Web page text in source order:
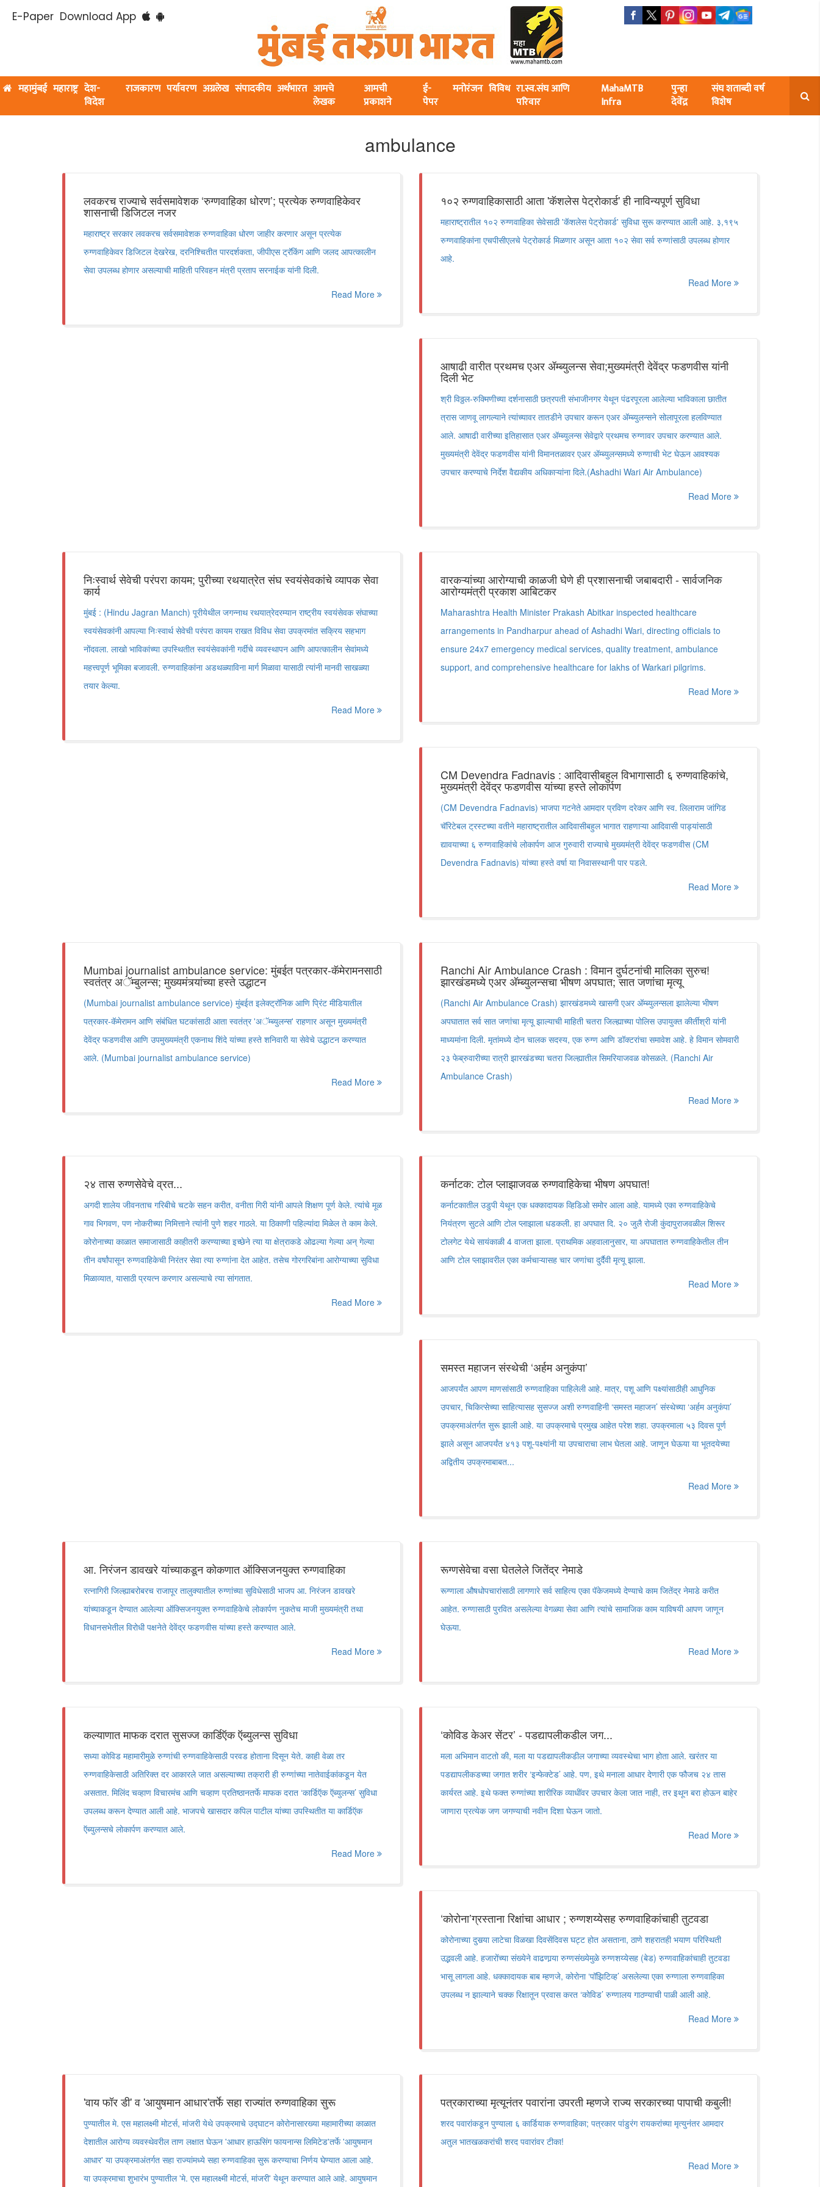
E-Paper Download App
महामुंबई महाराष्ट्र देश-
विदेश
राजकारण पर्यावरण अग्रलेख संपादकीय अर्थभारत आमचे
लेखक
आमची
प्रकाशने
ई-
पेपर
मनोरंजन विविध रा.स्व.संघ आणि
परिवार
MahaMTB
Infra
पुन्हा
देवेंद्र
संघ शताब्दी वर्ष
विशेष
ambulance
लवकरच राज्याचे सर्वसमावेशक ‘रुग्णवाहिका धोरण’; प्रत्येक रुग्णवाहिकेवर
शासनाची डिजिटल नजर
महाराष्ट्र सरकार लवकरच सर्वसमावेशक रुग्णवाहिका धोरण जाहीर करणार असून प्रत्येक
रुग्णवाहिकेवर डिजिटल देखरेख, दरनिश्चितीत पारदर्शकता, जीपीएस ट्रॅकिंग आणि जलद आपत्कालीन
सेवा उपलब्ध होणार असल्याची माहिती परिवहन मंत्री प्रताप सरनाईक यांनी दिली.
Read More
१०२ रुग्णवाहिकासाठी आता 'कॅशलेस पेट्रोकार्ड' ही नाविन्यपूर्ण सुविधा
महाराष्ट्रातील १०२ रुग्णवाहिका सेवेसाठी 'कॅशलेस पेट्रोकार्ड' सुविधा सुरू करण्यात आली आहे. ३,१९५
रुग्णवाहिकांना एचपीसीएलचे पेट्रोकार्ड मिळणार असून आता १०२ सेवा सर्व रुग्णांसाठी उपलब्ध होणार
आहे.
Read More
आषाढी वारीत प्रथमच एअर ॲम्ब्युलन्स सेवा;मुख्यमंत्री देवेंद्र फडणवीस यांनी
दिली भेट
श्री विठ्ठल-रुक्मिणीच्या दर्शनासाठी छत्रपती संभाजीनगर येथून पंढरपूरला आलेल्या भाविकाला छातीत
त्रास जाणवू लागल्याने त्यांच्यावर तातडीने उपचार करून एअर ॲम्ब्युलन्सने सोलापूरला हलविण्यात
आले. आषाढी वारीच्या इतिहासात एअर ॲम्ब्युलन्स सेवेद्वारे प्रथमच रुग्णावर उपचार करण्यात आले.
मुख्यमंत्री देवेंद्र फडणवीस यांनी विमानतळावर एअर ॲम्ब्युलन्समध्ये रुग्णाची भेट घेऊन आवश्यक
उपचार करण्याचे निर्देश वैद्यकीय अधिकाऱ्यांना दिले.(Ashadhi Wari Air Ambulance)
Read More
निःस्वार्थ सेवेची परंपरा कायम; पुरीच्या रथयात्रेत संघ स्वयंसेवकांचे व्यापक सेवा
कार्य
मुंबई : (Hindu Jagran Manch) पूरीयेथील जगन्नाथ रथयात्रेदरम्यान राष्ट्रीय स्वयंसेवक संघाच्या
स्वयंसेवकांनी आपल्या निःस्वार्थ सेवेची परंपरा कायम राखत विविध सेवा उपक्रमांत सक्रिय सहभाग
नोंदवला. लाखो भाविकांच्या उपस्थितीत स्वयंसेवकांनी गर्दीचे व्यवस्थापन आणि आपत्कालीन सेवांमध्ये
महत्त्वपूर्ण भूमिका बजावली. रुग्णवाहिकांना अडथळ्याविना मार्ग मिळावा यासाठी त्यांनी मानवी साखळ्या
तयार केल्या.
Read More
वारकऱ्यांच्या आरोग्याची काळजी घेणे ही प्रशासनाची जबाबदारी - सार्वजनिक
आरोग्यमंत्री प्रकाश आबिटकर
Maharashtra Health Minister Prakash Abitkar inspected healthcare
arrangements in Pandharpur ahead of Ashadhi Wari, directing officials to
ensure 24x7 emergency medical services, quality treatment, ambulance
support, and comprehensive healthcare for lakhs of Warkari pilgrims.
Read More
CM Devendra Fadnavis : आदिवासीबहुल विभागासाठी ६ रुग्णवाहिकांचे,
मुख्यमंत्री देवेंद्र फडणवीस यांच्या हस्ते लोकार्पण
(CM Devendra Fadnavis) भाजपा गटनेते आमदार प्रविण दरेकर आणि स्व. लिलाराम जांगिड
चॅरिटेबल ट्रस्टच्या वतीने महाराष्ट्रातील आदिवासीबहुल भागात राहणाऱ्या आदिवासी पाड्यांसाठी
द्यावयाच्या ६ रुग्णवाहिकांचे लोकार्पण आज गुरुवारी राज्याचे मुख्यमंत्री देवेंद्र फडणवीस (CM
Devendra Fadnavis) यांच्या हस्ते वर्षा या निवासस्थानी पार पडले.
Read More
Mumbai journalist ambulance service: मुंबईत पत्रकार-कॅमेरामनसाठी
स्वतंत्र अॅम्बुलन्स; मुख्यमंत्र्यांच्या हस्ते उद्धाटन
(Mumbai journalist ambulance service) मुंबईत इलेक्ट्रॉनिक आणि प्रिंट मीडियातील
पत्रकार-कॅमेरामन आणि संबंधित घटकांसाठी आता स्वतंत्र 'अॅम्ब्युलन्स' राहणार असून मुख्यमंत्री
देवेंद्र फडणवीस आणि उपमुख्यमंत्री एकनाथ शिंदे यांच्या हस्ते शनिवारी या सेवेचे उद्धाटन करण्यात
आले. (Mumbai journalist ambulance service)
Read More
Ranchi Air Ambulance Crash : विमान दुर्घटनांची मालिका सुरुच!
झारखंडमध्ये एअर अ‍ॅम्ब्युलन्सचा भीषण अपघात; सात जणांचा मृत्यू
(Ranchi Air Ambulance Crash) झारखंडमध्ये खासगी एअर अ‍ॅम्ब्युलन्सला झालेल्या भीषण
अपघातात सर्व सात जणांचा मृत्यू झाल्याची माहिती चतरा जिल्ह्याच्या पोलिस उपायुक्त कीर्तीश्री यांनी
माध्यमांना दिली. मृतांमध्ये दोन चालक सदस्य, एक रुग्ण आणि डॉक्टरांचा समावेश आहे. हे विमान सोमवारी
२३ फेब्रुवारीच्या रात्री झारखंडच्या चतरा जिल्ह्यातील सिमरियाजवळ कोसळले. (Ranchi Air
Ambulance Crash)
Read More
२४ तास रुग्णसेवेचे व्रत...
अगदी शालेय जीवनताच गरिबीचे चटके सहन करीत, वनीता गिरी यांनी आपले शिक्षण पूर्ण केले. त्यांचे मूळ
गाव भिगवण, पण नोकरीच्या निमित्ताने त्यांनी पुणे शहर गाठले. या ठिकाणी पहिल्यांदा मिळेल ते काम केले.
कोरोनाच्या काळात समाजासाठी काहीतरी करण्याच्या इच्छेने त्या या क्षेत्राकडे ओढल्या गेल्या अन् गेल्या
तीन वर्षांपासून रुग्णवाहिकेची निरंतर सेवा त्या रुग्णांना देत आहेत. तसेच गोरगरिबांना आरोग्याच्या सुविधा
मिळाव्यात, यासाठी प्रयत्न करणार असल्याचे त्या सांगतात.
Read More
कर्नाटक: टोल प्लाझाजवळ रुग्णवाहिकेचा भीषण अपघात!
कर्नाटकातील उडुपी येथून एक धक्कादायक व्हिडिओ समोर आला आहे. यामध्ये एका रुग्णवाहिकेचे
नियंत्रण सुटले आणि टोल प्लाझाला धडकली. हा अपघात दि. २० जुलै रोजी कुंदापुराजवळील शिरूर
टोलगेट येथे सायंकाळी 4 वाजता झाला. प्राथमिक अहवालानुसार, या अपघातात रुग्णवाहिकेतील तीन
आणि टोल प्लाझावरील एका कर्मचाऱ्यासह चार जणांचा दुर्दैवी मृत्यू झाला.
Read More
समस्त महाजन संस्थेची ‘अर्हम अनुकंपा’
आजपर्यंत आपण माणसांसाठी रुग्णवाहिका पाहिलेली आहे. मात्र, पशू आणि पक्ष्यांसाठीही आधुनिक
उपचार, चिकित्सेच्या साहित्यासह सुसज्ज अशी रुग्णवाहिनी ‘समस्त महाजन’ संस्थेच्या ‘अर्हम अनुकंपा’
उपक्रमाअंतर्गत सुरू झाली आहे. या उपक्रमाचे प्रमुख आहेत परेश शहा. उपक्रमाला ५३ दिवस पूर्ण
झाले असून आजपर्यंत ४१३ पशू-पक्ष्यांनी या उपचाराचा लाभ घेतला आहे. जाणून घेऊया या भूतदयेच्या
अद्वितीय उपक्रमाबाबत...
Read More
आ. निरंजन डावखरे यांच्याकडून कोकणात ऑक्सिजनयुक्त रुग्णवाहिका
रत्नागिरी जिल्ह्याबरोबरच राजापूर तालुक्यातील रुग्णांच्या सुविधेसाठी भाजप आ. निरंजन डावखरे
यांच्याकडून देण्यात आलेल्या ऑक्सिजनयुक्त रुग्णवाहिकेचे लोकार्पण नुकतेच माजी मुख्यमंत्री तथा
विधानसभेतील विरोधी पक्षनेते देवेंद्र फडणवीस यांच्या हस्ते करण्यात आले.
Read More
रूग्णसेवेचा वसा घेतलेले जितेंद्र नेमाडे
रूग्णाला औषधोपचारांसाठी लागणारे सर्व साहित्य एका पॅकेजमध्ये देण्याचे काम जितेंद्र नेमाडे करीत
आहेत. रुग्णासाठी पुरवित असलेल्या वेगळ्या सेवा आणि त्यांचे सामाजिक काम याविषयी आपण जाणून
घेऊया.
Read More
कल्याणात माफक दरात सुसज्ज कार्डिऍक ऍब्युलन्स सुविधा
सध्या कोविड महामारीमुळे रुग्णांची रुग्णवाहिकेसाठी परवड होताना दिसून येते. काही वेळा तर
रुग्णवाहिकेसाठी अतिरिक्त दर आकारले जात असल्याच्या तक्रारी ही रुग्णांच्या नातेवाईकांकडून येत
असतात. मिलिंद चव्हाण विचारमंच आणि चव्हाण प्रतिष्ठानतर्फे माफक दरात ‘कार्डिऍक ऍब्युलन्स’ सुविधा
उपलब्ध करून देण्यात आली आहे. भाजपचे खासदार कपिल पाटील यांच्या उपस्थितीत या कार्डिऍक
ऍब्युलन्सचे लोकार्पण करण्यात आले.
Read More
‘कोविड केअर सेंटर’ - पडद्यापलीकडील जग...
मला अभिमान वाटतो की, मला या पडद्यापलीकडील जगाच्या व्यवस्थेचा भाग होता आले. खरंतर या
पडद्यापलीकडच्या जगात शरीर ‘इन्फेक्टेड’ आहे. पण, इथे मनाला आधार देणारी एक फौजच २४ तास
कार्यरत आहे. इथे फक्त रुग्णांच्या शारीरिक व्याधींवर उपचार केला जात नाही, तर इथून बरा होऊन बाहेर
जाणारा प्रत्येक जण जगण्याची नवीन दिशा घेऊन जातो.
Read More
‘कोरोना’ग्रस्ताना रिक्षांचा आधार ; रुग्णशय्येसह रुग्णवाहिकांचाही तुटवडा
कोरोनाच्या दुसर्‍या लाटेचा विळखा दिवसेंदिवस घट्ट होत असताना, ठाणे शहरातही भयाण परिस्थिती
उद्भवली आहे. हजारोंच्या संख्येने वाढणार्‍या रुग्णसंख्येमुळे रुग्णशय्येसह (बेड) रुग्णवाहिकांचाही तुटवडा
भासू लागला आहे. धक्कादायक बाब म्हणजे, कोरोना ‘पॉझिटिव्ह’ असलेल्या एका रुग्णाला रुग्णवाहिका
उपलब्ध न झाल्याने चक्क रिक्षातून प्रवास करत ‘कोविड’ रुग्णालय गाठण्याची पाळी आली आहे.
Read More
'वाय फॉर डी' व 'आयुषमान आधार'तर्फे सहा राज्यांत रुग्णवाहिका सुरू
पुण्यातील मे. एस महालक्ष्मी मोटर्स, मांजरी येथे उपक्रमाचे उद्घाटन कोरोनासारख्या महामारीच्या काळात
देशातील आरोग्य व्यवस्थेवरील ताण लक्षात घेऊन 'आधार हाऊसिंग फायनान्स लिमिटेड'तर्फे 'आयुषमान
आधार' या उपक्रमाअंतर्गत सहा राज्यांमध्ये सहा रुग्णवाहिका सुरू करण्याचा निर्णय घेण्यात आला आहे.
या उपक्रमाचा शुभारंभ पुण्यातील 'मे. एस महालक्ष्मी मोटर्स, मांजरी' येथून करण्यात आले आहे. आयुषमान
पत्रकाराच्या मृत्यूनंतर पवारांना उपरती म्हणजे राज्य सरकारच्या पापाची कबुली!
शरद पवारांकडून पुण्याला ६ कार्डियाक रुग्णवाहिका; पत्रकार पांडुरंग रायकरांच्या मृत्युनंतर आमदार
अतुल भातखळकरांची शरद पवारांवर टीका!
Read More